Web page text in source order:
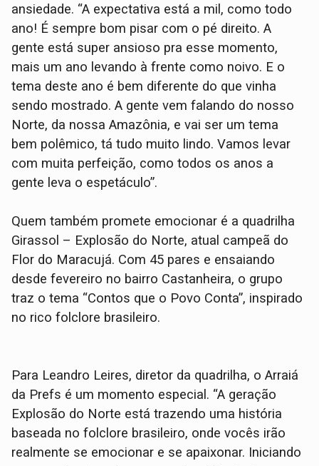
ansiedade. “A expectativa está a mil, como todo
ano! É sempre bom pisar com o pé direito. A
gente está super ansioso pra esse momento,
mais um ano levando à frente como noivo. E o
tema deste ano é bem diferente do que vinha
sendo mostrado. A gente vem falando do nosso
Norte, da nossa Amazônia, e vai ser um tema
bem polêmico, tá tudo muito lindo. Vamos levar
com muita perfeição, como todos os anos a
gente leva o espetáculo”.
Quem também promete emocionar é a quadrilha
Girassol – Explosão do Norte, atual campeã do
Flor do Maracujá. Com 45 pares e ensaiando
desde fevereiro no bairro Castanheira, o grupo
traz o tema “Contos que o Povo Conta”, inspirado
no rico folclore brasileiro.
Para Leandro Leires, diretor da quadrilha, o Arraiá
da Prefs é um momento especial. “A geração
Explosão do Norte está trazendo uma história
baseada no folclore brasileiro, onde vocês irão
realmente se emocionar e se apaixonar. Iniciando